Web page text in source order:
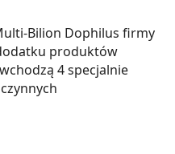
Bilion Dophilus firmy
produktów
4 specjalnie